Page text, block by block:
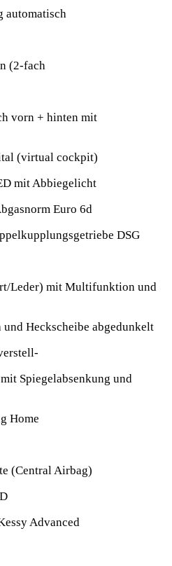
automatisch
(2-fach
vorn + hinten mit
(virtual cockpit)
mit Abbiegelicht
Euro 6d
DSG
Leder) mit Multifunktion und
und Heckscheibe abgedunkelt
Spiegelabsenkung und
Home
(Central Airbag)
Advanced